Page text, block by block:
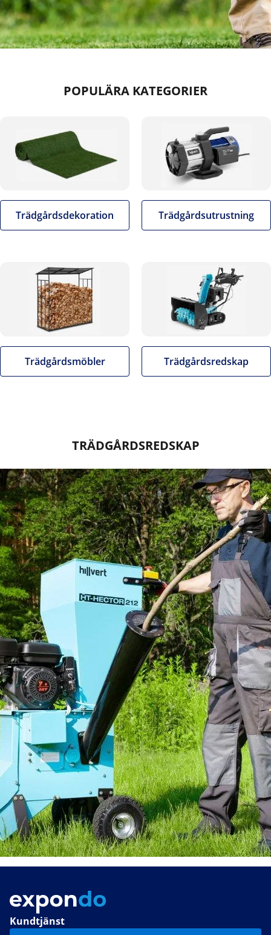
POPULÄRA KATEGORIER
Trädgårdsdekoration Trädgårdsutrustning
Trädgårdsmöbler Trädgårdsredskap
TRÄDGÅRDSREDSKAP
Kundtjänst